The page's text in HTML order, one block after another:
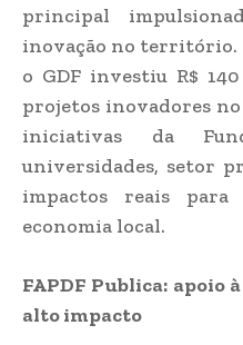
principal
inovação no território.
o GDF investiu R$
projetos inovadores
iniciativas da
universidades, setor
impactos reais
economia local.
FAPDF Publica: apoio
alto impacto